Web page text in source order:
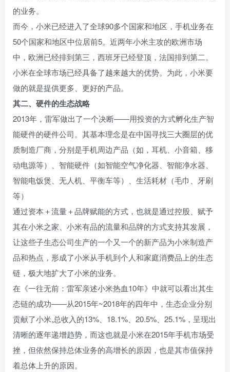
的业务。
而今，小米已经进入了全球90多个国家和地区，手机业务在
50个国家和地区中位居前5。近两年小米主攻的欧洲市场
中，欧洲已经排到第三，西班牙已经登顶，法国排到第二。
小米在全球市场已经具备了越来越大的优势。为此，小米要
做的就是提供更多、更好的产品。
其二、硬件的生态战略
2013年，雷军做出了一个决断——用投资的方式孵化生产智
能硬件的硬件公司。其基本理念是在中国寻找三大圈层的优
质制造厂商，分别是手机周边产品（如，耳机、小音箱、移
动电源等）、智能硬件（如智能空气净化器、智能净水器、
智能电饭煲、无人机、平衡车等）、生活耗材（毛巾、牙刷
等）
通过资本＋流量＋品牌赋能的方式，也就是通过控股、赋予
其在小米之家、小米有品的流量和品牌的方式支持其发展，
让这些子生态公司生产的一个又一个的新产品为小米制造产
品和热点，形成了小米从手机到个人和家庭消费品上的生态
链，极大地扩大了小米的业务。
在《一往无前：雷军亲述小米热血10年》中就可以看出其生
态链的成功——从2015年~2018年的四年中，生态企业分别
贡献了小米,总收入的13%、18.1%、20.5%、25.1%，呈现出
清晰的逐年递增趋势，而这也就是小米在2015年手机市场受
挫，但依然保持总体业务的高增长的原因，也是其市值保持
着总体上升的原因。